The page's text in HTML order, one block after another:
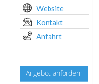
Website
Kontakt
Anfahrt
Angebot anfordern